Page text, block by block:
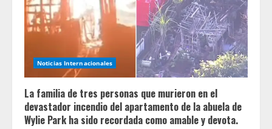
Noticias Internacionales
La familia de tres personas que murieron en el
devastador incendio del apartamento de la abuela de
Wylie Park ha sido recordada como amable y devota.